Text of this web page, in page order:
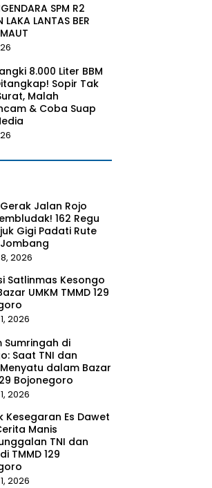
SPM R2
LAKA LANTAS BER
8.000 Liter BBM
Sopir Tak
Malah
& Coba Suap
Jalan Rojo
162 Regu
Gigi Padati Rute
2026
Satlinmas Kesongo
UMKM TMMD 129
2026
Sumringah di
Saat TNI dan
dalam Bazar
Bojonegoro
2026
Kesegaran Es Dawet
Manis
TNI dan
TMMD 129
2026